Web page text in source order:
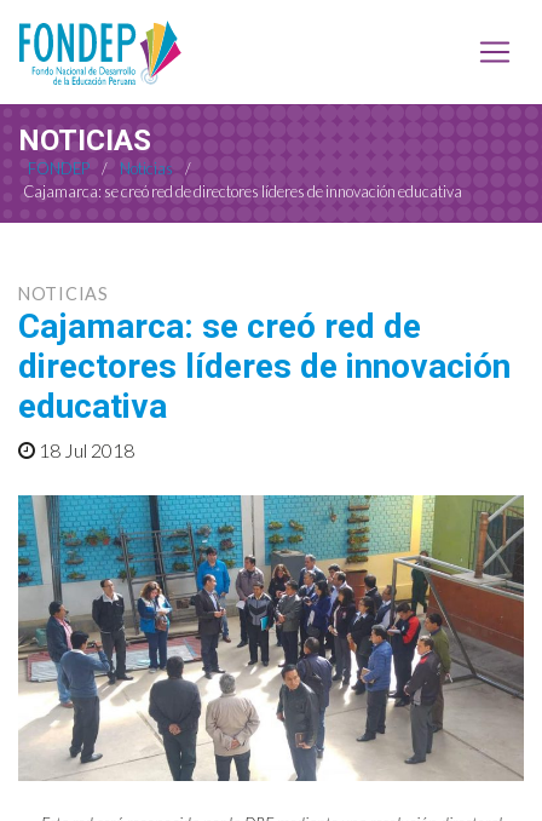
NOTICIAS
FONDEP / Noticias
/
Cajamarca: se creó red de directores líderes de innovación educativa
NOTICIAS
Cajamarca: se creó red de
directores líderes de innovación
educativa
18 Jul 2018